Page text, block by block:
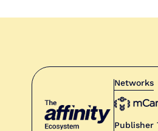
Networks
Publisher